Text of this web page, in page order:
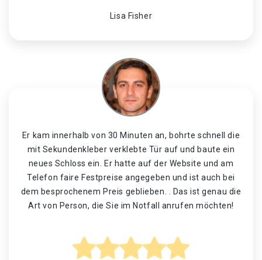
Lisa Fisher
Er kam innerhalb von 30 Minuten an, bohrte schnell die
mit Sekundenkleber verklebte Tür auf und baute ein
neues Schloss ein. Er hatte auf der Website und am
Telefon faire Festpreise angegeben und ist auch bei
dem besprochenem Preis geblieben. . Das ist genau die
Art von Person, die Sie im Notfall anrufen möchten!